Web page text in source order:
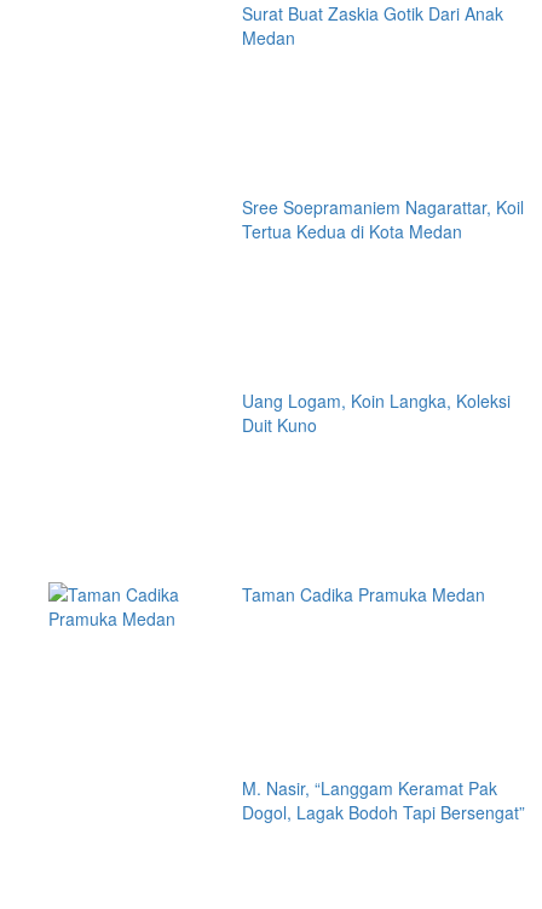
Surat Buat Zaskia Gotik Dari Anak
Medan
Sree Soepramaniem Nagarattar, Koil
Tertua Kedua di Kota Medan
Uang Logam, Koin Langka, Koleksi
Duit Kuno
Taman Cadika Pramuka Medan
M. Nasir, “Langgam Keramat Pak
Dogol, Lagak Bodoh Tapi Bersengat”